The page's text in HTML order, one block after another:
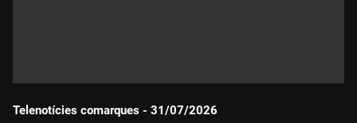
Telenotícies comarques - 31/07/2026